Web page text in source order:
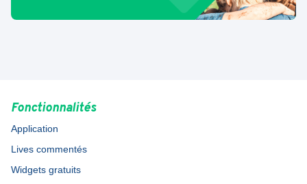
Fonctionnalités
Application
Lives commentés
Widgets gratuits